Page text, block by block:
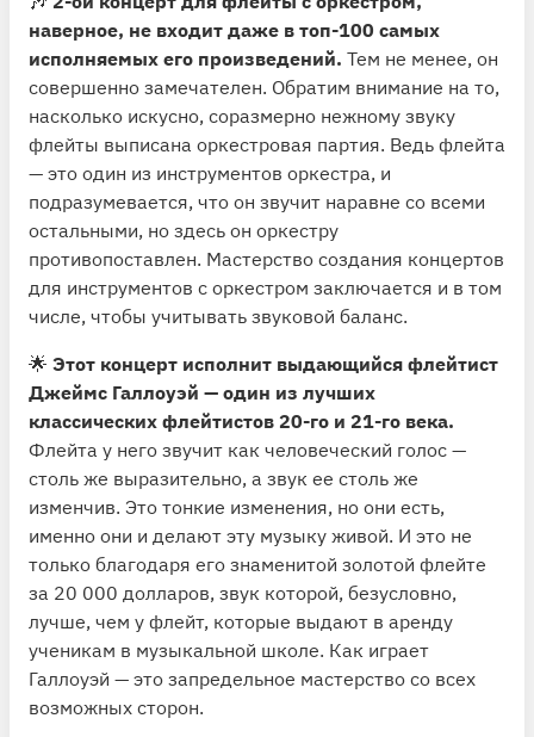
наверное, не входит даже в топ-100 самых
исполняемых его произведений. Тем не менее, он
совершенно замечателен. Обратим внимание на то,
насколько искусно, соразмерно нежному звуку
флейты выписана оркестровая партия. Ведь флейта
— это один из инструментов оркестра, и
подразумевается, что он звучит наравне со всеми
остальными, но здесь он оркестру
противопоставлен. Мастерство создания концертов
для инструментов с оркестром заключается и в том
числе, чтобы учитывать звуковой баланс.
🌟 Этот концерт исполнит выдающийся флейтист
Джеймс Галлоуэй — один из лучших
классических флейтистов 20-го и 21-го века.
Флейта у него звучит как человеческий голос —
столь же выразительно, а звук ее столь же
изменчив. Это тонкие изменения, но они есть,
именно они и делают эту музыку живой. И это не
только благодаря его знаменитой золотой флейте
за 20 000 долларов, звук которой, безусловно,
лучше, чем у флейт, которые выдают в аренду
ученикам в музыкальной школе. Как играет
Галлоуэй — это запредельное мастерство со всех
возможных сторон.